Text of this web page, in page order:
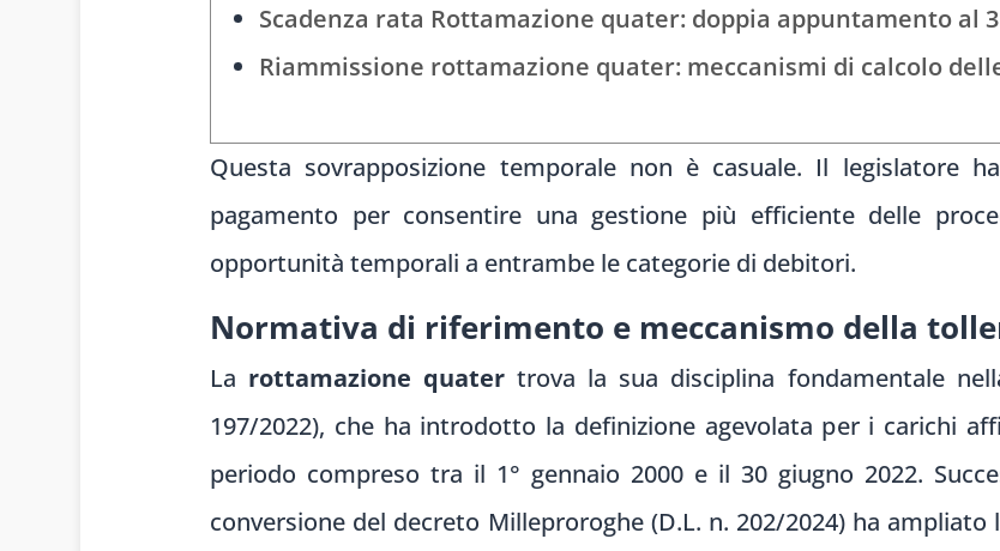
Scadenza rata Rottamazione quater: doppia appuntamento al
Riammissione rottamazione quater: meccanismi di calcolo
Questa sovrapposizione temporale non è casuale. Il legislatore
pagamento per consentire una gestione più efficiente delle
opportunità temporali a entrambe le categorie di debitori.
Normativa di riferimento e meccanismo della
La rottamazione quater trova la sua disciplina fondamentale
197/2022), che ha introdotto la definizione agevolata per i carichi
periodo compreso tra il 1° gennaio 2000 e il 30 giugno 2022.
conversione del decreto Milleproroghe (D.L. n. 202/2024) ha